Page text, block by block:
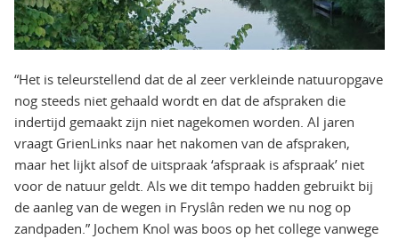
“Het is teleurstellend dat de al zeer verkleinde natuuropgave
nog steeds niet gehaald wordt en dat de afspraken die
indertijd gemaakt zijn niet nagekomen worden. Al jaren
vraagt GrienLinks naar het nakomen van de afspraken,
maar het lijkt alsof de uitspraak ‘afspraak is afspraak’ niet
voor de natuur geldt. Als we dit tempo hadden gebruikt bij
de aanleg van de wegen in Fryslân reden we nu nog op
zandpaden.” Jochem Knol was boos op het college vanwege